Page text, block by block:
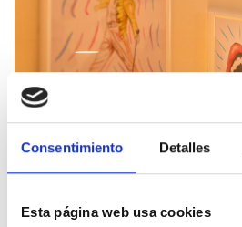
Consentimiento Detalles
Esta página web usa cookies